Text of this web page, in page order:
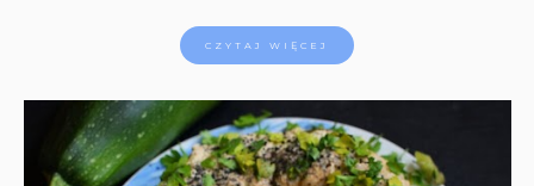
CZYTAJ WIĘCEJ